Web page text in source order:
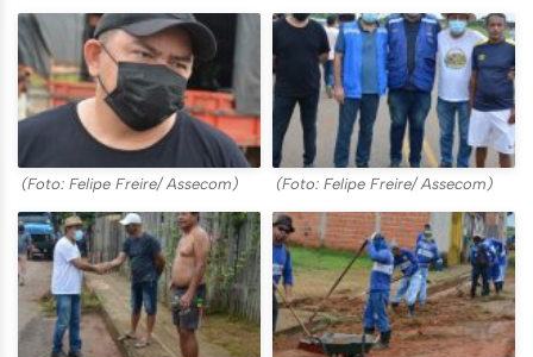
(Foto: Felipe Freire/ Assecom) (Foto: Felipe Freire/ Assecom)